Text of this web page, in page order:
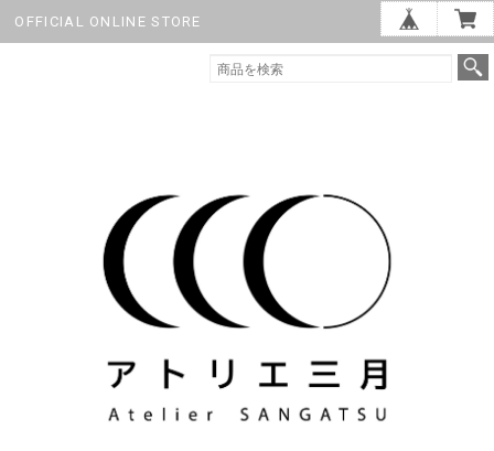
OFFICIAL ONLINE STORE